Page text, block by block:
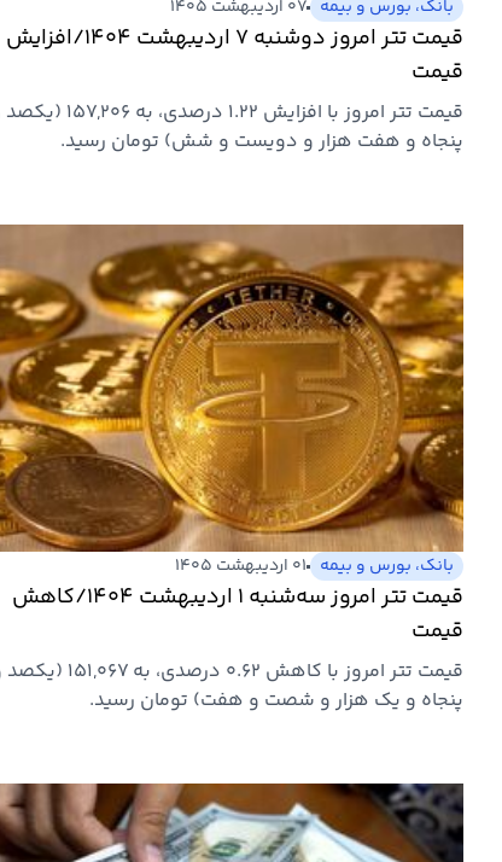
بانک، بورس و بیمه ۰۷ اردیبهشت ۱۴۰۵
قیمت تتر امروز دوشنبه ۷ اردیبهشت ۱۴۰۴/افزایش
قیمت
قیمت تتر امروز با افزایش ۱.۲۲ درصدی، به
پنجاه و هفت هزار و دویست و شش) تومان رسید.
بانک، بورس و بیمه ۰۱ اردیبهشت ۱۴۰۵
قیمت تتر امروز سه‌شنبه ۱ اردیبهشت ۱۴۰۴/کاهش
قیمت
قیمت تتر امروز با کاهش ۰.۶۲ درصدی، به
پنجاه و یک هزار و شصت و هفت) تومان رسید.